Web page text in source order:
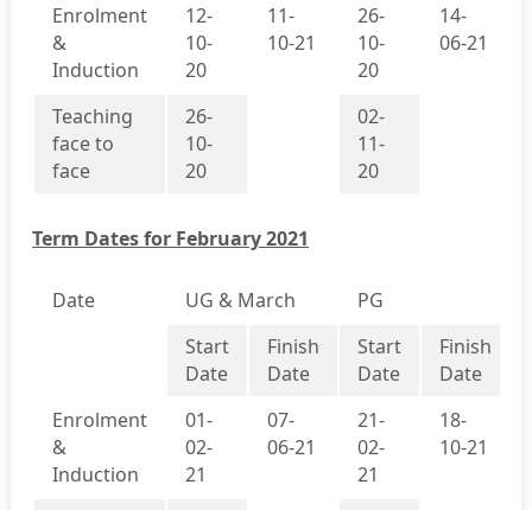
Enrolment
&
Induction
12-
10-
20
11-
10-21
26-
10-
20
14-
06-21
Teaching
face to
face
26-
10-
20
02-
11-
20
Term Dates for February 2021
Date UG & March
PG
Start
Date
Finish
Date
Start
Date
Finish
Date
Enrolment
&
Induction
01-
02-
21
07-
06-21
21-
02-
21
18-
10-21